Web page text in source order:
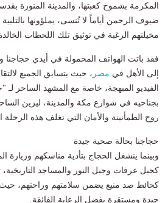
المكرمة بشموخ كعبتها، والمدينة المنورة
ضيوف الرحمن أياماً لا تُنسى، يملؤونها
مخيلتهم الرغبة في توثيق تلك اللحظات
فقد باتت الهواتف المحمولة في أيدي حجاجنا
إلى الأهل في مصر ، حيث يتسابق الجميع
الفيديو المبهجة، خاصة مع المشهد الساحر
بجناحيه في شوارع مكة والمدينة، ليزين
روح الطمأنينة والأمان التي تغلف هذه الرحلة
حجاجنا بحالة صحية جيدة
وبينما ينشغل الحجاج بتأدية مناسكهم وزيارة
كجبل عرفات وجبل النور والمساجد
كحائط صد منيع يضمن سلامتهم وراحتهم، حيث
جيدة ومستقرة بفضل الرعاية الفائقة.